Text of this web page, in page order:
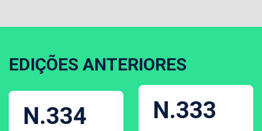
EDIÇÕES ANTERIORES
N.334 N.333